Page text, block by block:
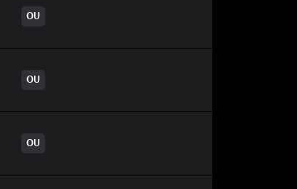
OU
OU
OU